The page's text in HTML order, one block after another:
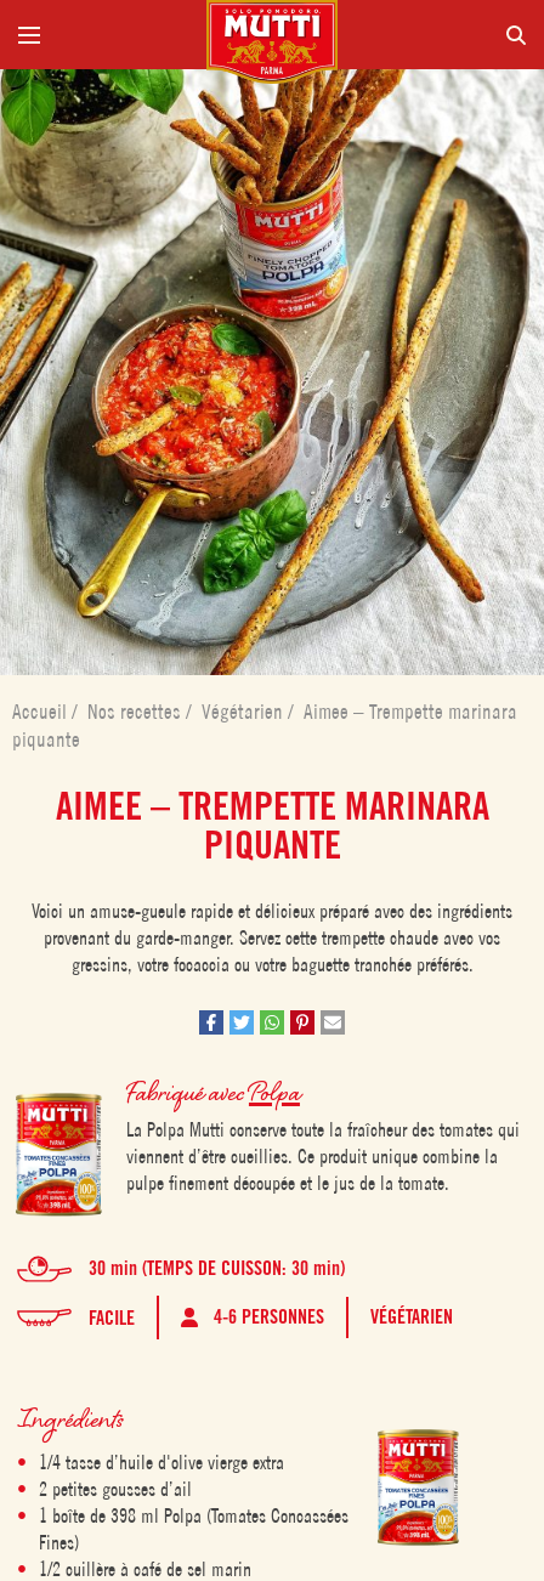
Accueil / Nos recettes / Végétarien / Aimee – Trempette marinara
piquante
AIMEE – TREMPETTE MARINARA
PIQUANTE
Voici un amuse-gueule rapide et délicieux préparé avec des ingrédients
provenant du garde-manger. Servez cette trempette chaude avec vos
gressins, votre focaccia ou votre baguette tranchée préférés.
Fabriqué avecPolpa
La Polpa Mutti conserve toute la fraîcheur des tomates qui
viennent d’être cueillies. Ce produit unique combine la
pulpe finement découpée et le jus de la tomate.
30 min (TEMPS DE CUISSON: 30 min)
FACILE 4-6 PERSONNES VÉGÉTARIEN
Ingrédients
1/4 tasse d’huile d'olive vierge extra
2 petites gousses d’ail
1 boîte de 398 ml Polpa (Tomates Concassées
Fines)
1/2 cuillère à café de sel marin